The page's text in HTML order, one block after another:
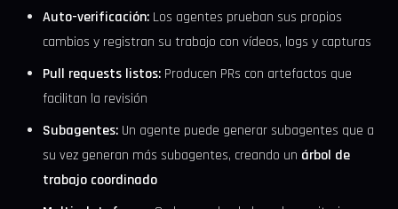
Auto-verificación: Los agentes prueban sus propios
cambios y registran su trabajo con vídeos, logs y capturas
Pull requests listos: Producen PRs con artefactos que
facilitan la revisión
Subagentes: Un agente puede generar subagentes que a
su vez generan más subagentes, creando un árbol de
trabajo coordinado